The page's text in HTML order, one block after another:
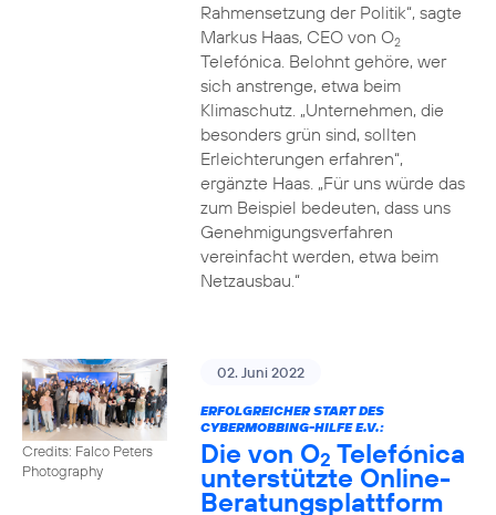
Rahmensetzung der Politik“, sagte
Markus Haas, CEO von O2
Telefónica. Belohnt gehöre, wer
sich anstrenge, etwa beim
Klimaschutz. „Unternehmen, die
besonders grün sind, sollten
Erleichterungen erfahren“,
ergänzte Haas. „Für uns würde das
zum Beispiel bedeuten, dass uns
Genehmigungsverfahren
vereinfacht werden, etwa beim
Netzausbau.“
Credits: Falco Peters
Photography
02. Juni 2022
ERFOLGREICHER START DES
CYBERMOBBING-HILFE E.V.:
Die von O2 Telefónica
unterstützte Online-
Beratungsplattform